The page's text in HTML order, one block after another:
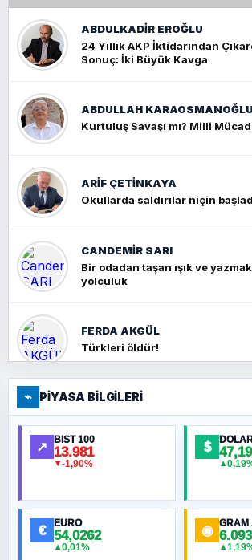
ABDULKADIR EROĞLU
24 Yıllık AKP İktidarından
Sonuç: İki Büyük Kavga
ABDULLAH KARAOSMANOĞLU
Kurtuluş Savaşı mı? Milli
ARIF ÇETİNKAYA
Okullarda saldırılar niçin
CANDEMIR SARI
Bir odadan taşan ışık ve
yolculuk
FERDA AKGÜL
Türkleri öldür!
FERHAT BÜYÜKKALKAN
Ankara Zirvesi: NATO
Ortadoğu Haritasının Provası
MURAT ÖZKAN
⌁ PIYASA BILGILERI
↗ BIST 100
13.981
▼-1,90%
$
▲
€ EURO
54,0262
▲0,01%
◉ GRAM
▲